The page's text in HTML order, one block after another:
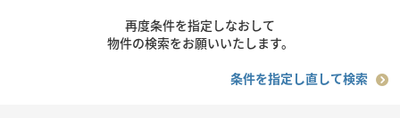
再度条件を指定しなおして
物件の検索をお願いいたします。
条件を指定し直して検索